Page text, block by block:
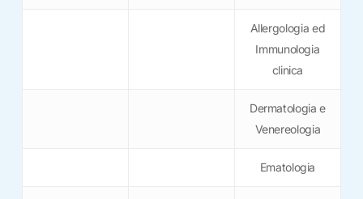
Allergologia ed
Immunologia
clinica
Dermatologia e
Venereologia
Ematologia